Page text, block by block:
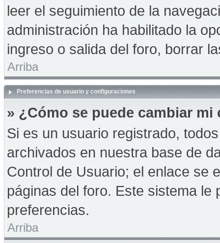
leer el seguimiento de la
administración ha habilitado la
ingreso o salida del foro, borrar
Arriba
Preferencias de usuario y configuraciones
» ¿Cómo se puede cambiar
Si es un usuario registrado,
archivados en nuestra base de
Control de Usuario; el enlace se
páginas del foro. Este sistema
preferencias.
Arriba